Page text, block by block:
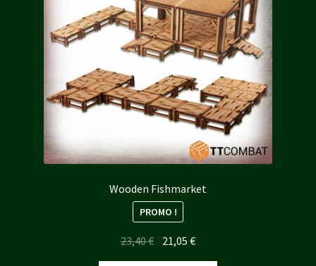
Wooden Fishmarket
PROMO !
23,40€ Le
prix
21,05€Le
prix